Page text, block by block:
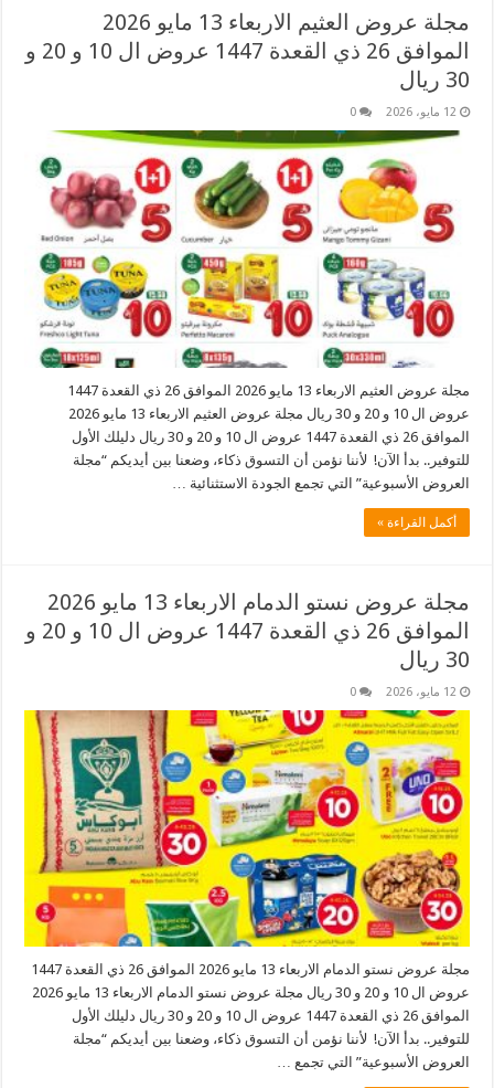
مجلة عروض العثيم الاربعاء 13 مايو 2026
الموافق 26 ذي القعدة 1447 عروض ال 10 و 20 و
30 ريال
12 مايو، 2026 0
مجلة عروض العثيم الاربعاء 13 مايو 2026 الموافق 26 ذي القعدة 1447
عروض ال 10 و 20 و 30 ريال مجلة عروض العثيم الاربعاء 13 مايو 2026
الموافق 26 ذي القعدة 1447 عروض ال 10 و 20 و 30 ريال دليلك الأول
للتوفير.. بدأ الآن! لأننا نؤمن أن التسوق ذكاء، وضعنا بين أيديكم “مجلة
العروض الأسبوعية” التي تجمع الجودة الاستثنائية …
أكمل القراءة »
مجلة عروض نستو الدمام الاربعاء 13 مايو 2026
الموافق 26 ذي القعدة 1447 عروض ال 10 و 20 و
30 ريال
12 مايو، 2026 0
مجلة عروض نستو الدمام الاربعاء 13 مايو 2026 الموافق 26 ذي القعدة 1447
عروض ال 10 و 20 و 30 ريال مجلة عروض نستو الدمام الاربعاء 13 مايو 2026
الموافق 26 ذي القعدة 1447 عروض ال 10 و 20 و 30 ريال دليلك الأول
للتوفير.. بدأ الآن! لأننا نؤمن أن التسوق ذكاء، وضعنا بين أيديكم “مجلة
العروض الأسبوعية” التي تجمع …